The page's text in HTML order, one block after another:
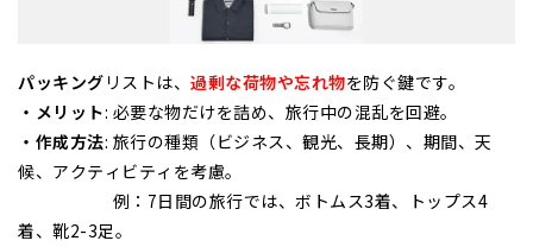
パッキング リストは、 過剰な荷物や忘れ物を防ぐ鍵です。
・メリット: 必要な物だけを詰め、旅行中の混乱を回避。
・作成方法: 旅行の種類（ビジネス、観光、長期）、期間、天
候、アクティビティを考慮。
例：7日間の旅行では、ボトムス3着、トップス4
着、靴2-3足。